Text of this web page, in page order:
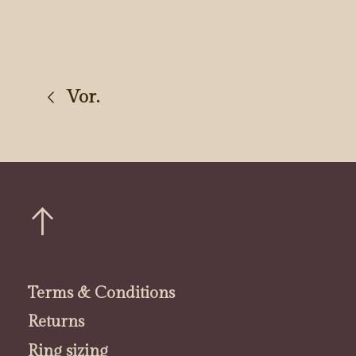
Vor.
Terms & Conditions
Returns
Ring sizing